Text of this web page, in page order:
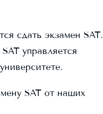
сдать экзамен SAT.
управляется
SAT от наших